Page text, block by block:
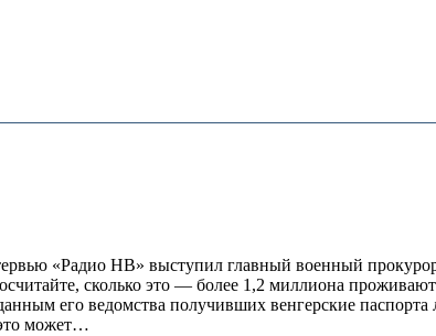
«Радио НВ» выступил главный военный
сколько это — более 1,2 миллиона
его ведомства получивших венгерские
может…